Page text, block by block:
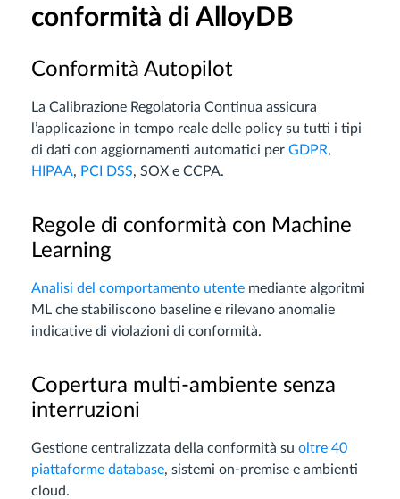
conformità di AlloyDB
Conformità Autopilot
La Calibrazione Regolatoria Continua assicura
l’applicazione in tempo reale delle policy su tutti i tipi
di dati con aggiornamenti automatici per GDPR,
HIPAA, PCI DSS, SOX e CCPA.
Regole di conformità con Machine
Learning
Analisi del comportamento utente mediante algoritmi
ML che stabiliscono baseline e rilevano anomalie
indicative di violazioni di conformità.
Copertura multi-ambiente senza
interruzioni
Gestione centralizzata della conformità su oltre 40
piattaforme database, sistemi on-premise e ambienti
cloud.